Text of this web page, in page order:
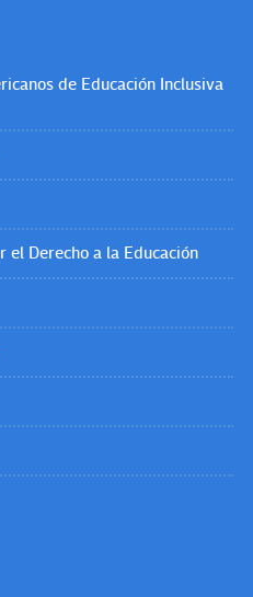
de Educación Inclusiva
el Derecho a la Educación